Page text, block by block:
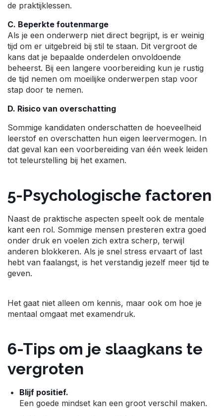
de praktijklessen.
C. Beperkte foutenmarge
Als je een onderwerp niet direct begrijpt, is er weinig
tijd om er uitgebreid bij stil te staan. Dit vergroot de
kans dat je bepaalde onderdelen onvoldoende
beheerst. Bij een langere voorbereiding kun je rustig
de tijd nemen om moeilijke onderwerpen stap voor
stap door te nemen.
D. Risico van overschatting
Sommige kandidaten onderschatten de hoeveelheid
leerstof en overschatten hun eigen leervermogen. In
dat geval kan een voorbereiding van één week leiden
tot teleurstelling bij het examen.
5-Psychologische factoren
Naast de praktische aspecten speelt ook de mentale
kant een rol. Sommige mensen presteren extra goed
onder druk en voelen zich extra scherp, terwijl
anderen blokkeren. Als je snel stress ervaart of last
hebt van faalangst, is het verstandig jezelf meer tijd te
geven.
Het gaat niet alleen om kennis, maar ook om hoe je
mentaal omgaat met examendruk.
6-Tips om je slaagkans te
vergroten
Blijf positief.
Een goede mindset kan een groot verschil maken.